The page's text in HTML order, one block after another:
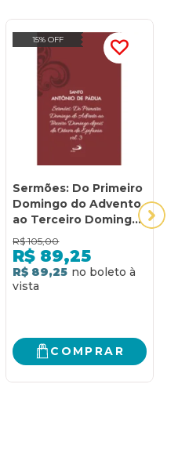
15% OFF
Sermões: Do Primeiro
Domingo do Advento
ao Terceiro Domingo
depois da Oitava da
Epifania - Vol. 12/3
(Luxo)
R$ 105,00
R$ 89,25
R$ 89,25
COMPRAR